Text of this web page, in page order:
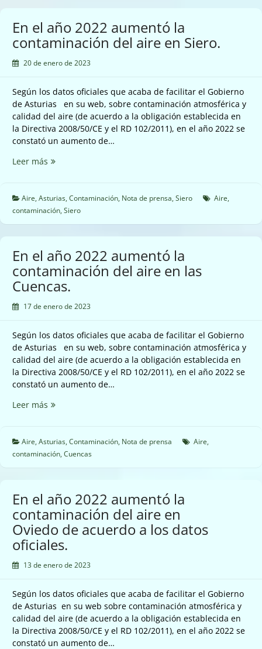
de
la
del
por
las
partículas.
En el año 2022 aumentó la
contaminación del aire en Siero.
20 de enero de 2023
Según los datos oficiales que acaba de facilitar el Gobierno
de Asturias en su web, sobre contaminación atmosférica y
calidad del aire (de acuerdo a la obligación establecida en
la Directiva 2008/50/CE y el RD 102/2011), en el año 2022 se
constató un aumento de…
Leer más En
2022
aumentó
la
aire
en
Siero.
Aire, Asturias, Contaminación, Nota de prensa, Siero Aire,
contaminación, Siero
En el año 2022 aumentó la
contaminación del aire en las
Cuencas.
17 de enero de 2023
Según los datos oficiales que acaba de facilitar el Gobierno
de Asturias en su web, sobre contaminación atmosférica y
calidad del aire (de acuerdo a la obligación establecida en
la Directiva 2008/50/CE y el RD 102/2011), en el año 2022 se
constató un aumento de…
Leer más En
2022
aumentó
aire
en
las
Cuencas.
Aire, Asturias, Contaminación, Nota de prensa Aire,
contaminación, Cuencas
En el año 2022 aumentó la
contaminación del aire en
Oviedo de acuerdo a los datos
oficiales.
13 de enero de 2023
Según los datos oficiales que acaba de facilitar el Gobierno
de Asturias en su web sobre contaminación atmosférica y
calidad del aire (de acuerdo a la obligación establecida en
la Directiva 2008/50/CE y el RD 102/2011), en el año 2022 se
constató un aumento de…